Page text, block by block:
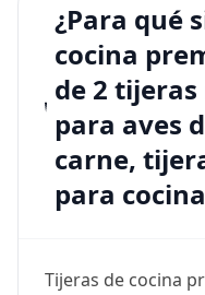
¿Para qué
cocina
de 2
para aves
carne,
para
Tijeras de cocina